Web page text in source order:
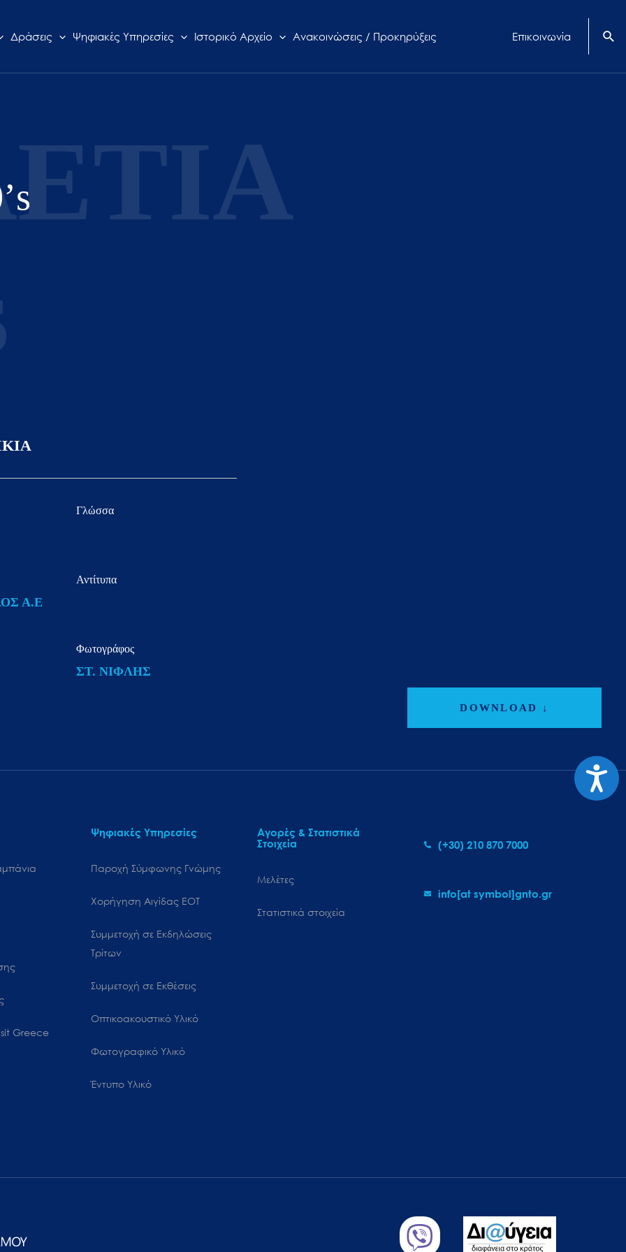
Δράσεις Ψηφιακές Υπηρεσίες Ιστορικό Αρχείο Ανακοινώσεις / Προκηρύξεις Επικοινωνία
Γλώσσα
Α.Ε
Αντίτυπα
Φωτογράφος
ΣΤ. ΝΙΦΛΗΣ
DOWNLOAD ↓
Greece
Ψηφιακές Υπηρεσίες
Παροχή Σύμφωνης Γνώμης
Χορήγηση Αιγίδας ΕΟΤ
Συμμετοχή σε Εκδηλώσεις
Τρίτων
Συμμετοχή σε Εκθέσεις
Οπτικοακουστικό Υλικό
Φωτογραφικό Υλικό
Έντυπο Υλικό
Αγορές & Στατιστικά
Στοιχεία
Μελέτες
Στατιστικά στοιχεία
(+30) 210 870 7000
info[at symbol]gnto.gr